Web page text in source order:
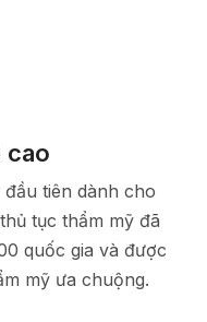
cao
tiên dành cho
tục thẩm mỹ đã
quốc gia và được
mỹ ưa chuộng.